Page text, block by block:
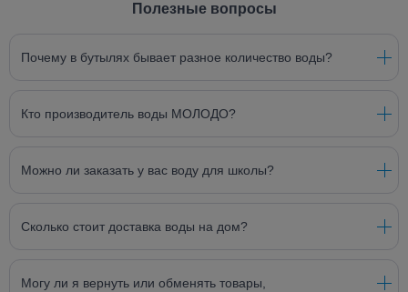
Полезные вопросы
Почему в бутылях бывает разное количество воды?
Кто производитель воды МОЛОДО?
Можно ли заказать у вас воду для школы?
Сколько стоит доставка воды на дом?
Могу ли я вернуть или обменять товары,